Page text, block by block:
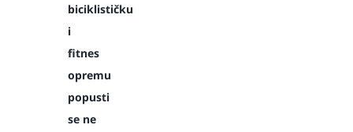
biciklističku
i
fitnes
opremu
popusti
se ne